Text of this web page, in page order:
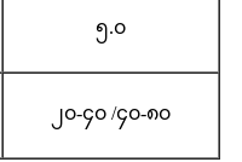
၅.၀
၂၀-၄၀ /၄၀-၈၀